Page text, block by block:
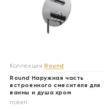
Коллекция Round
Round Наружная часть
встроенного смесителя для
ванны и душа хром
noken